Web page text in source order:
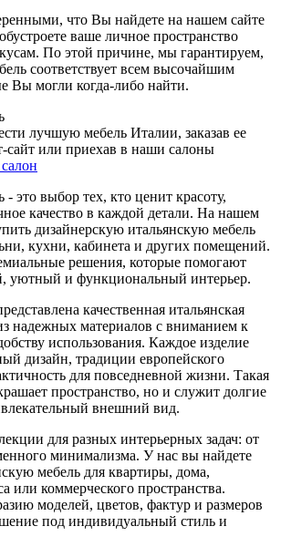
что Вы найдете на нашем сайте
ваше личное пространство
По этой причине, мы гарантируем,
соответствует всем высочайшим
Вы могли когда-либо найти.
лучшую мебель Италии, заказав ее
сайт или приехав в наши салоны
- это выбор тех, кто ценит красоту,
качество в каждой детали. На нашем
дизайнерскую итальянскую мебель
кухни, кабинета и других помещений.
решения, которые помогают
уютный и функциональный интерьер.
качественная итальянская
надежных материалов с вниманием к
использования. Каждое изделие
дизайн, традиции европейского
для повседневной жизни. Такая
пространство, но и служит долгие
внешний вид.
для разных интерьерных задач: от
минимализма. У нас вы найдете
мебель для квартиры, дома,
или коммерческого пространства.
моделей, цветов, фактур и размеров
под индивидуальный стиль и